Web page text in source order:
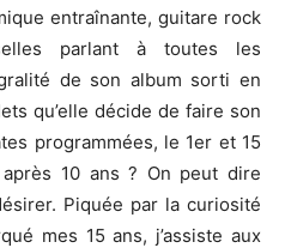
entraînante, guitare rock
parlant à toutes les
de son album sorti en
qu’elle décide de faire son
programmées, le 1er et 15
10 ans ? On peut dire
Piquée par la curiosité
mes 15 ans, j’assiste aux